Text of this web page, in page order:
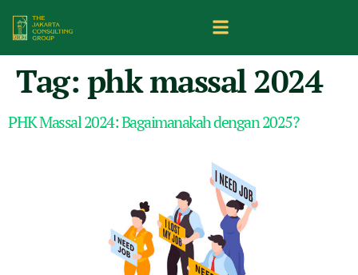
Tag: phk massal 2024
PHK Massal 2024: Bagaimanakah dengan 2025?